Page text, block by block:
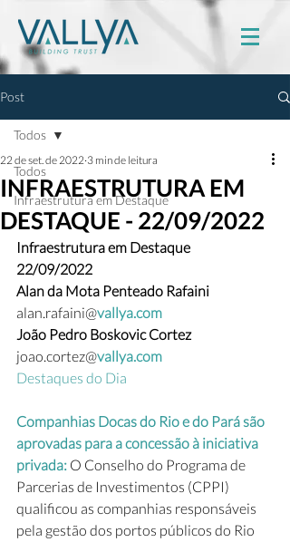
Post
Todos
Infraestrutura em Destaque
Todos
INFRAESTRUTURA EM
DESTAQUE - 22/09/2022
22 de set. de 2022 3 min de leitura
Infraestrutura em Destaque
22/09/2022
Alan da Mota Penteado Rafaini
alan.rafaini@vallya.com
João Pedro Boskovic Cortez
joao.cortez@vallya.com
Destaques do Dia
Companhias Docas do Rio e do Pará são
aprovadas para a concessão à iniciativa
privada: O Conselho do Programa de
Parcerias de Investimentos (CPPI)
qualificou as companhias responsáveis
pela gestão dos portos públicos do Rio